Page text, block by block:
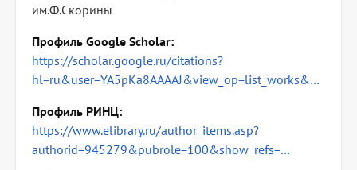
им.Ф.Скорины
Профиль Google Scholar
https://scholar.google.ru/citations?
hl=ru&user=YA5pKa8AAAAJ&view_op=list_works&…
Профиль РИНЦ
https://www.elibrary.ru/author_items.asp?
authorid=945279&pubrole=100&show_refs=…